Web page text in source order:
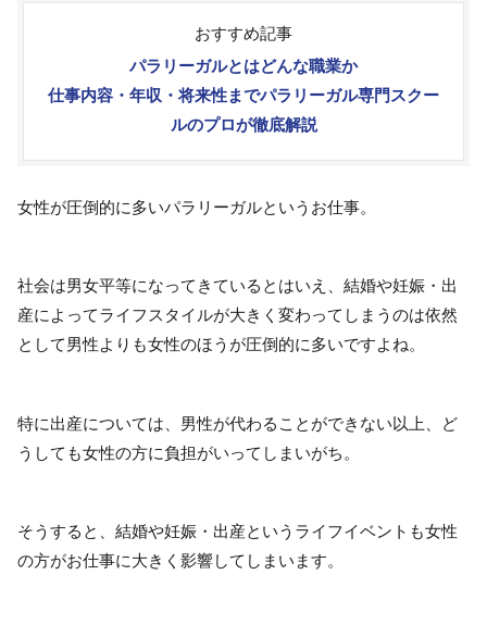
おすすめ記事
パラリーガルとはどんな職業か
仕事内容・年収・将来性までパラリーガル専門スクー
ルのプロが徹底解説
女性が圧倒的に多いパラリーガルというお仕事。
社会は男女平等になってきているとはいえ、結婚や妊娠・出
産によってライフスタイルが大きく変わってしまうのは依然
として男性よりも女性のほうが圧倒的に多いですよね。
特に出産については、男性が代わることができない以上、ど
うしても女性の方に負担がいってしまいがち。
そうすると、結婚や妊娠・出産というライフイベントも女性
の方がお仕事に大きく影響してしまいます。